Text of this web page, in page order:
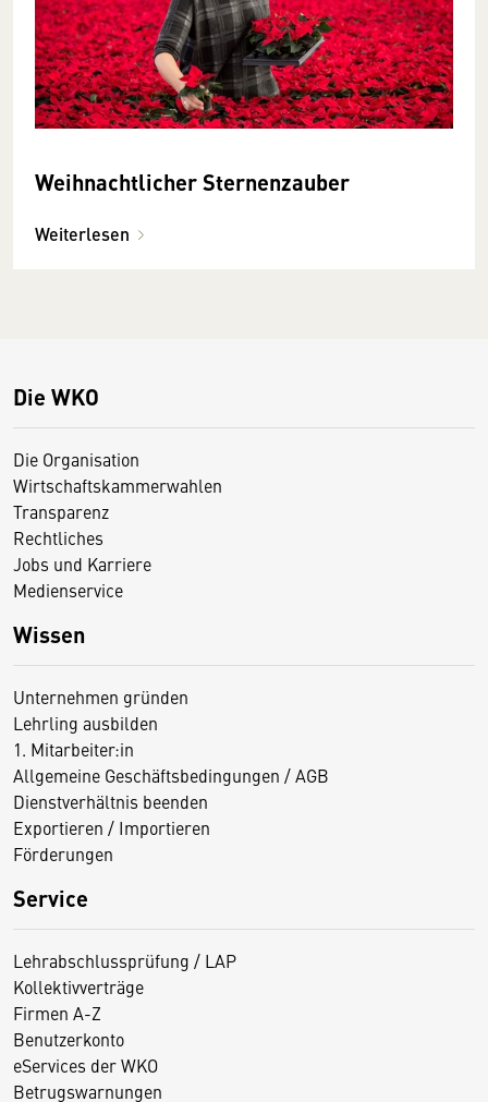
Weihnachtlicher Sternenzauber
Weiterlesen
Die WKO
Die Organisation
Wirtschaftskammerwahlen
Transparenz
Rechtliches
Jobs und Karriere
Medienservice
Wissen
Unternehmen gründen
Lehrling ausbilden
1. Mitarbeiter:in
Allgemeine Geschäftsbedingungen / AGB
Dienstverhältnis beenden
Exportieren / Importieren
Förderungen
Service
Lehrabschlussprüfung / LAP
Kollektivverträge
Firmen A-Z
Benutzerkonto
eServices der WKO
Betrugswarnungen